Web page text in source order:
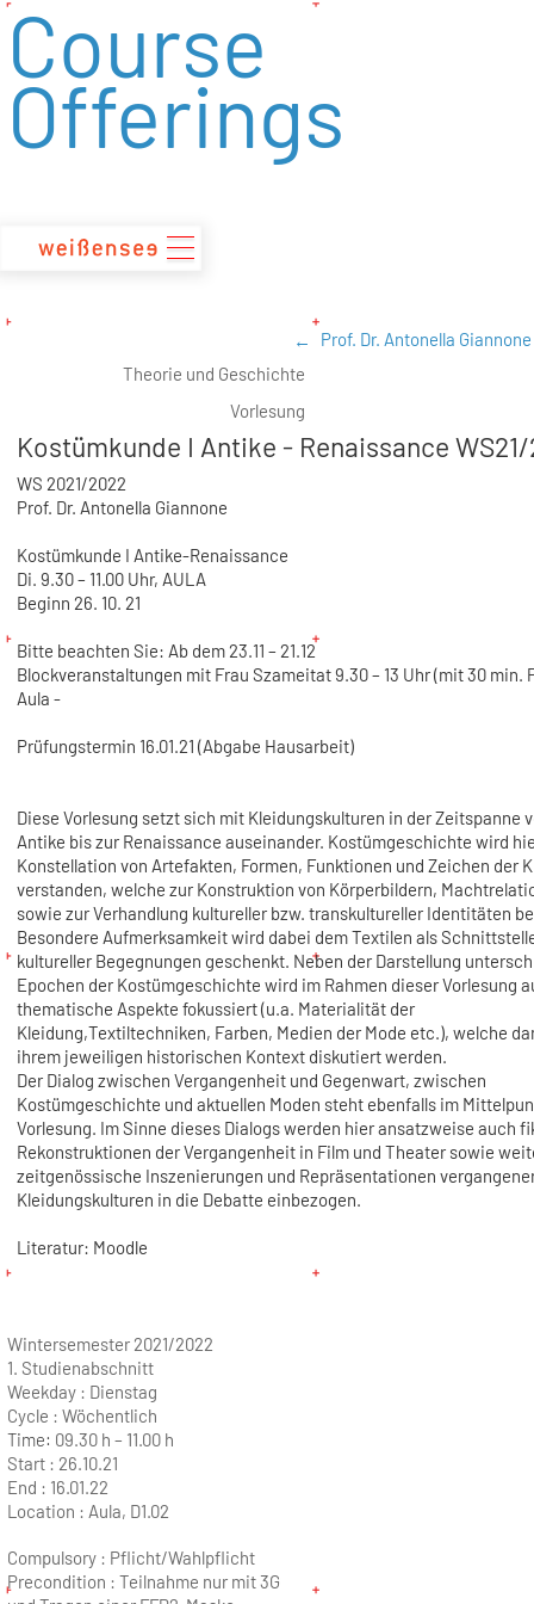
zum
Inhalt
Course
Offerings
Prof. Dr. Antonella Giannone
Theorie und Geschichte
Vorlesung
Kostümkunde I Antike - Renaissance
WS 2021/2022
Prof. Dr. Antonella Giannone
Kostümkunde I Antike-Renaissance
Di. 9.30 – 11.00 Uhr, AULA
Beginn 26. 10. 21
Bitte beachten Sie: Ab dem 23.11 – 21.12
Blockveranstaltungen mit Frau Szameitat 9.30 – 13 Uhr (mit 30 min.
Aula -
Prüfungstermin 16.01.21 (Abgabe Hausarbeit)
Diese Vorlesung setzt sich mit Kleidungskulturen in der Zeitspanne
Antike bis zur Renaissance auseinander. Kostümgeschichte wird
Konstellation von Artefakten, Formen, Funktionen und Zeichen der
verstanden, welche zur Konstruktion von Körperbildern,
sowie zur Verhandlung kultureller bzw. transkultureller Identitäten
Besondere Aufmerksamkeit wird dabei dem Textilen als
kultureller Begegnungen geschenkt. Neben der Darstellung
Epochen der Kostümgeschichte wird im Rahmen dieser Vorlesung
thematische Aspekte fokussiert (u.a. Materialität der
Kleidung,Textiltechniken, Farben, Medien der Mode etc.), welche
ihrem jeweiligen historischen Kontext diskutiert werden.
Der Dialog zwischen Vergangenheit und Gegenwart, zwischen
Kostümgeschichte und aktuellen Moden steht ebenfalls im
Vorlesung. Im Sinne dieses Dialogs werden hier ansatzweise auch
Rekonstruktionen der Vergangenheit in Film und Theater sowie
zeitgenössische Inszenierungen und Repräsentationen
Kleidungskulturen in die Debatte einbezogen.
Literatur: Moodle
Wintersemester 2021/2022
1. Studienabschnitt
Weekday : Dienstag
Cycle : Wöchentlich
Time: 09.30 h – 11.00 h
Start : 26.10.21
End : 16.01.22
Location : Aula, D1.02
Compulsory : Pflicht/Wahlpflicht
Precondition : Teilnahme nur mit 3G